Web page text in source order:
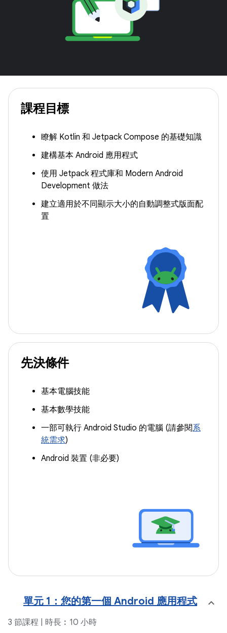
課程目標
瞭解 Kotlin 和 Jetpack Compose 的基礎知識
建構基本 Android 應用程式
使用 Jetpack 程式庫和 Modern Android
Development 做法
建立適用於不同顯示大小的自動調整式版面配
置
先決條件
基本電腦技能
基本數學技能
一部可執行 Android Studio 的電腦 (請參閱系
統需求)
Android 裝置 (非必要)
單元 1：您的第一個 Android 應用程式
3 節課程 | 時長︰10 小時